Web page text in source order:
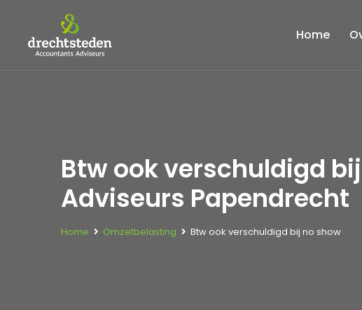
Home
Btw ook verschuldigd
Adviseurs Papendrecht
Home Omzetbelasting Btw ook verschuldigd bij no show